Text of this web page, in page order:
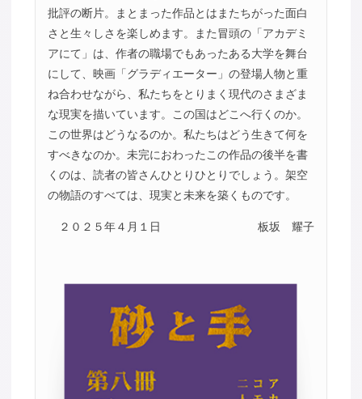
批評の断片。まとまった作品とはまたちがった面白
さと生々しさを楽しめます。また冒頭の「アカデミ
アにて」は、作者の職場でもあったある大学を舞台
にして、映画「グラディエーター」の登場人物と重
ね合わせながら、私たちをとりまく現代のさまざま
な現実を描いています。この国はどこへ行くのか。
この世界はどうなるのか。私たちはどう生きて何を
すべきなのか。未完におわったこの作品の後半を書
くのは、読者の皆さんひとりひとりでしょう。架空
の物語のすべては、現実と未来を築くものです。
２０２５年４月１日 板坂 耀子